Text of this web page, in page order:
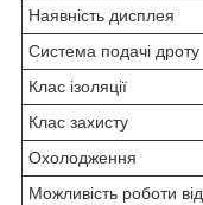
Наявність дисплея
Система подачі дроту
Клас ізоляції
Клас захисту
Охолодження
Можливість роботи від